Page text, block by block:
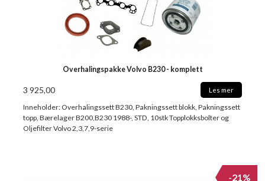
Overhalingspakke Volvo B230 - komplett
3 925,00 Les mer
Inneholder: Overhalingssett B230, Pakningssett blokk, Pakningssett
topp, Bærelager B200,B230 1988-, STD, 10stk Topplokksbolter og
Oljefilter Volvo 2,3,7,9-serie
-21%